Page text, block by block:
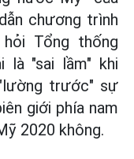
chương trình
hỏi Tổng thống
là "sai lầm" khi
trước" sự
giới phía nam
2020 không.